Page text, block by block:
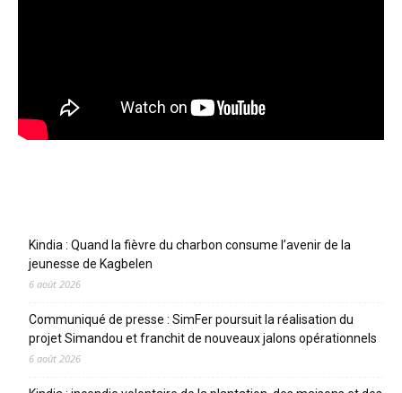
Kindia : Quand la fièvre du charbon consume l’avenir de la
jeunesse de Kagbelen
6 août 2026
Communiqué de presse : SimFer poursuit la réalisation du
projet Simandou et franchit de nouveaux jalons opérationnels
6 août 2026